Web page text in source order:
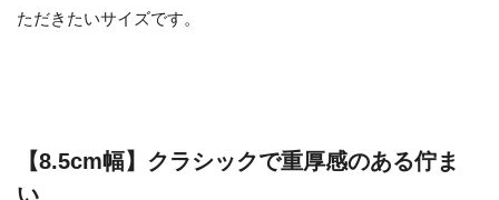
ただきたいサイズです。
【8.5cm幅】クラシックで重厚感のある佇ま
い